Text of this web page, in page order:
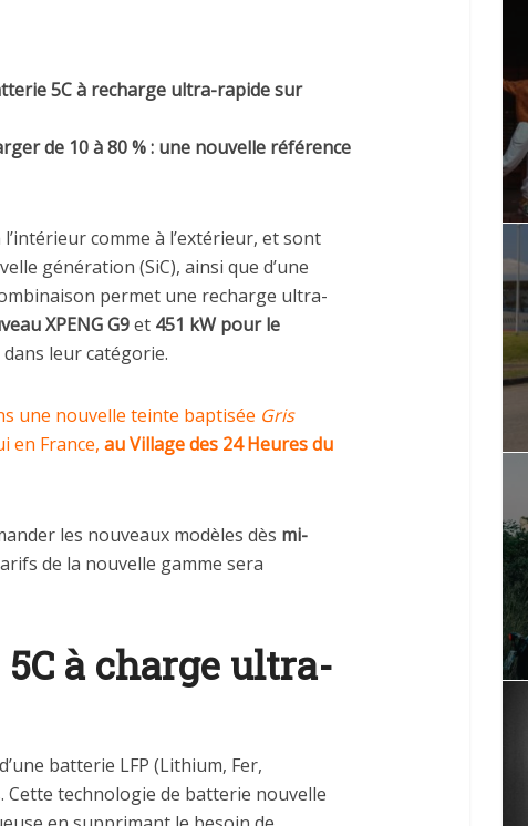
5C à recharge ultra-rapide sur
de 10 à 80 % : une nouvelle référence
comme à l’extérieur, et sont
génération (SiC), ainsi que d’une
permet une recharge ultra-
XPENG G9et 451 kW pour le
leur catégorie.
une nouvelle teinte baptisée Gris
en France, au Village des 24 Heures du
les nouveaux modèles dès mi-
de la nouvelle gamme sera
à charge ultra-
batterie LFP (Lithium, Fer,
technologie de batterie nouvelle